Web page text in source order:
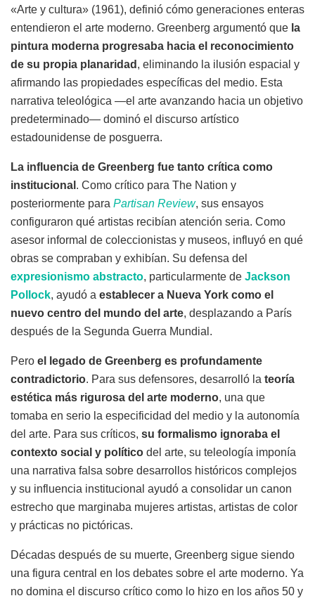
«Arte y cultura» (1961), definió cómo generaciones enteras
entendieron el arte moderno. Greenberg argumentó que la
pintura moderna progresaba hacia el reconocimiento
de su propia planaridad , eliminando la ilusión espacial y
afirmando las propiedades específicas del medio. Esta
narrativa teleológica —el arte avanzando hacia un objetivo
predeterminado— dominó el discurso artístico
estadounidense de posguerra.
La influencia de Greenberg fue tanto crítica como
institucional . Como crítico para The Nation y
posteriormente para Partisan Review, sus ensayos
configuraron qué artistas recibían atención seria. Como
asesor informal de coleccionistas y museos, influyó en qué
obras se compraban y exhibían. Su defensa del
expresionismo abstracto, particularmente de Jackson
Pollock, ayudó a establecer a Nueva York como el
nuevo centro del mundo del arte, desplazando a París
después de la Segunda Guerra Mundial.
Pero el legado de Greenberg es profundamente
contradictorio. Para sus defensores, desarrolló la teoría
estética más rigurosa del arte moderno, una que
tomaba en serio la especificidad del medio y la autonomía
del arte. Para sus críticos, su formalismo ignoraba el
contexto social y político del arte, su teleología imponía
una narrativa falsa sobre desarrollos históricos complejos
y su influencia institucional ayudó a consolidar un canon
estrecho que marginaba mujeres artistas, artistas de color
y prácticas no pictóricas.
Décadas después de su muerte, Greenberg sigue siendo
una figura central en los debates sobre el arte moderno. Ya
no domina el discurso crítico como lo hizo en los años 50 y